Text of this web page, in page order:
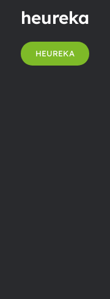
heureka
HEUREKA